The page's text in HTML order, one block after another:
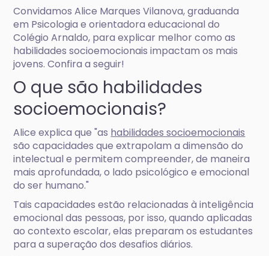
Convidamos Alice Marques Vilanova, graduanda
em Psicologia e orientadora educacional do
Colégio Arnaldo, para explicar melhor como as
habilidades socioemocionais impactam os mais
jovens. Confira a seguir!
O que são habilidades
socioemocionais?
Alice explica que "as habilidades socioemocionais
são capacidades que extrapolam a dimensão do
intelectual e permitem compreender, de maneira
mais aprofundada, o lado psicológico e emocional
do ser humano."
Tais capacidades estão relacionadas à inteligência
emocional das pessoas, por isso, quando aplicadas
ao contexto escolar, elas preparam os estudantes
para a superação dos desafios diários.